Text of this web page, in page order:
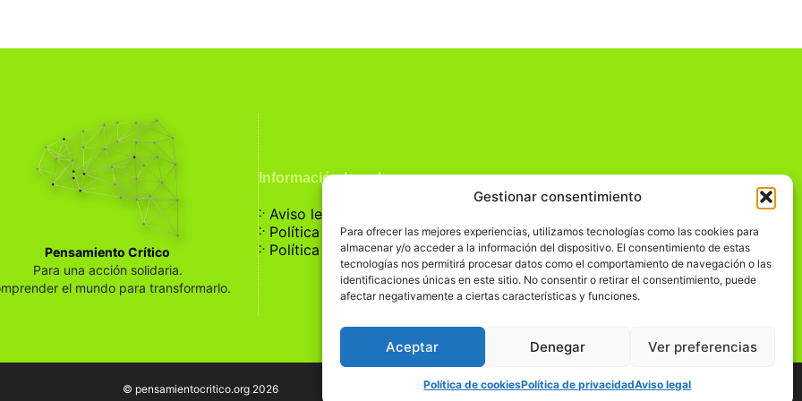
Gestionar consentimiento
Para ofrecer las mejores experiencias, utilizamos tecnologías como las cookies para
almacenar y/o acceder a la información del dispositivo. El consentimiento de estas
tecnologías nos permitirá procesar datos como el comportamiento de navegación o las
identificaciones únicas en este sitio. No consentir o retirar el consentimiento, puede
afectar negativamente a ciertas características y funciones.
Aceptar Denegar Ver preferencias
Política de cookiesPolítica de privacidadAviso legal
Pensamiento Crítico
Para una acción solidaria.
el mundo para transformarlo.
Información Legal
჻Aviso legal
჻Política de privacidad
჻Política de cookies
© pensamientocritico.org 2026